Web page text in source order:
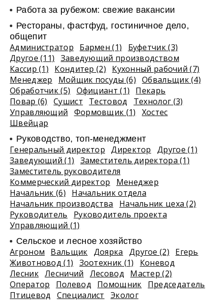
Работа за рубежом: свежие вакансии
Рестораны, фастфуд, гостиничное дело,
общепит
Администратор Бармен (1)
Буфетчик (3)
Другое (11)
Заведующий производством
Кассир (1)
Кондитер (2)
Кухонный рабочий (7)
Менеджер
Мойщик посуды (6) Обвальщик (4)
Обработчик (5)
Официант (1)
Пекарь
Повар (6)
Сушист Тестовод
Технолог (3)
Управляющий
Формовщик (1)
Хостес
Швейцар
Руководство, топ-менеджмент
Генеральный директор Директор
Другое (1)
Заведующий (1)
Заместитель директора (1)
Заместитель руководителя
Коммерческий директор
Менеджер
Начальник (6)
Начальник отдела
Начальник производства
Начальник цеха (2)
Руководитель
Руководитель проекта
Управляющий (1)
Сельское и лесное хозяйство
Агроном Вальщик Доярка Другое (2)
Егерь
Животновод (1)
Зоотехник (1)
Коневод
Лесник Лесничий Лесовод
Мастер (2)
Оператор
Полевод Помощник
Председатель
Птицевод
Специалист Эколог